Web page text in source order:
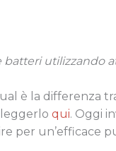
utilizzando
è la differenza
leggerlo qui. Oggi
per un’efficace